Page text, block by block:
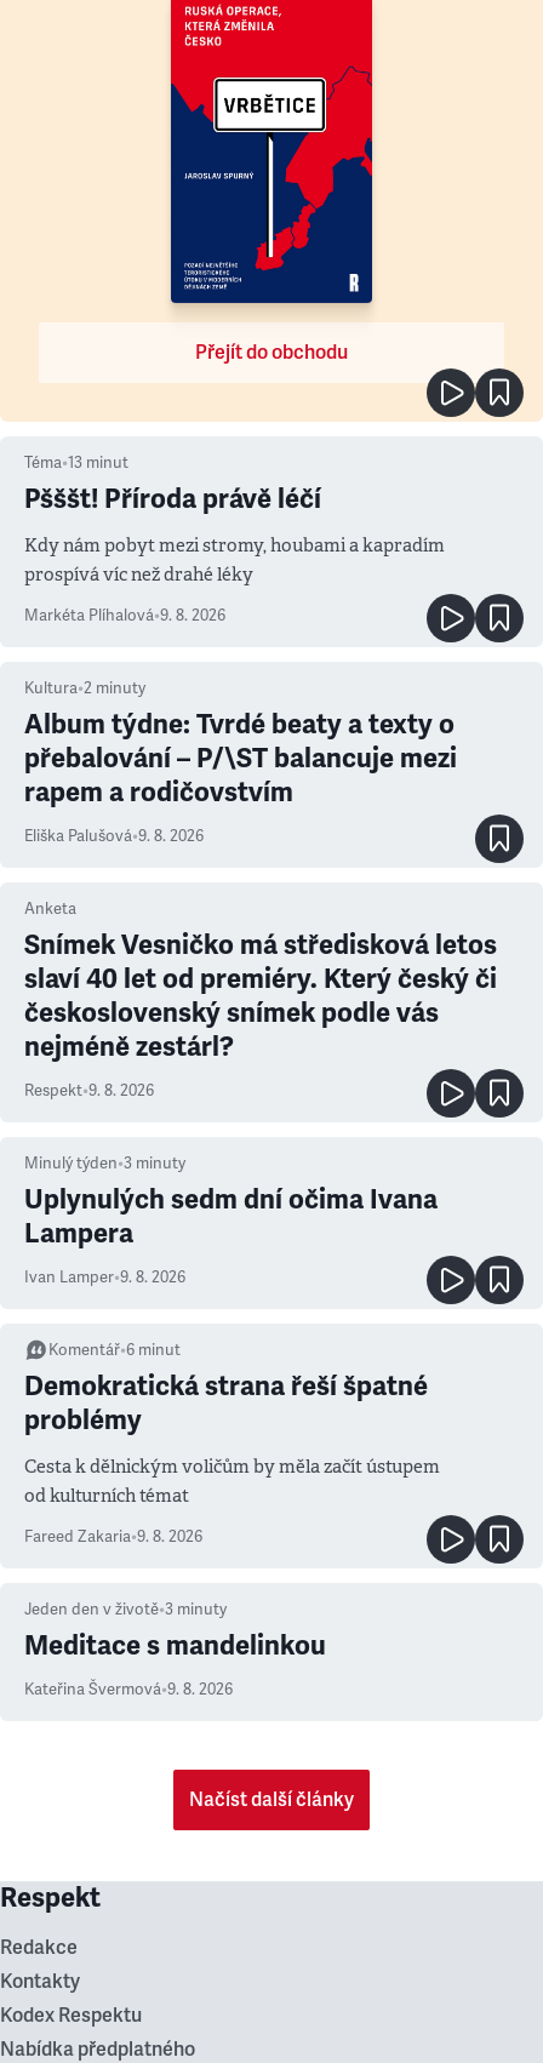
Přejít do obchodu
Téma•13 minut
Pšššt! Příroda právě léčí
Kdy nám pobyt mezi stromy, houbami a kapradím
prospívá víc než drahé léky
Markéta Plíhalová•9. 8. 2026
Kultura•2 minuty
Album týdne: Tvrdé beaty a texty o
přebalování – P/\ST balancuje mezi
rapem a rodičovstvím
Eliška Palušová•9. 8. 2026
Anketa
Snímek Vesničko má středisková letos
slaví 40 let od premiéry. Který český či
československý snímek podle vás
nejméně zestárl?
Respekt•9. 8. 2026
Minulý týden•3 minuty
Uplynulých sedm dní očima Ivana
Lampera
Ivan Lamper•9. 8. 2026
Komentář•6 minut
Demokratická strana řeší špatné
problémy
Cesta k dělnickým voličům by měla začít ústupem
od kulturních témat
Fareed Zakaria•9. 8. 2026
Jeden den v životě•3 minuty
Meditace s mandelinkou
Kateřina Švermová•9. 8. 2026
Načíst další články
Respekt
Redakce
Kontakty
Kodex Respektu
Nabídka předplatného